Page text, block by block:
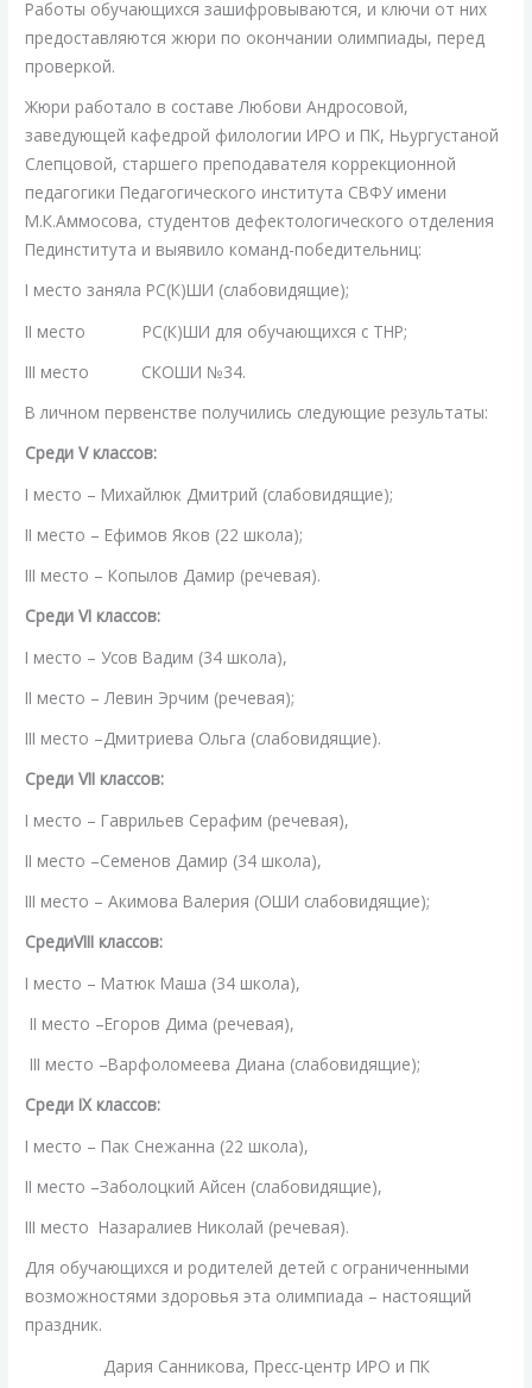
Работы обучающихся зашифровываются, и ключи от них
предоставляются жюри по окончании олимпиады, перед
проверкой.
Жюри работало в составе Любови Андросовой,
заведующей кафедрой филологии ИРО и ПК, Ньургустаной
Слепцовой, старшего преподавателя коррекционной
педагогики Педагогического института СВФУ имени
М.К.Аммосова, студентов дефектологического отделения
Пединститута и выявило команд-победительниц:
I место заняла РС(К)ШИ (слабовидящие);
II место РС(К)ШИ для обучающихся с ТНР;
III место СКОШИ №34.
В личном первенстве получились следующие результаты:
Среди V классов:
I место – Михайлюк Дмитрий (слабовидящие);
II место – Ефимов Яков (22 школа);
III место – Копылов Дамир (речевая).
Среди VI классов:
I место – Усов Вадим (34 школа),
II место – Левин Эрчим (речевая);
III место –Дмитриева Ольга (слабовидящие).
Среди VII классов:
I место – Гаврильев Серафим (речевая),
II место –Семенов Дамир (34 школа),
III место – Акимова Валерия (ОШИ слабовидящие);
СредиVIII классов:
I место – Матюк Маша (34 школа),
II место –Егоров Дима (речевая),
III место –Варфоломеева Диана (слабовидящие);
Среди IX классов:
I место – Пак Снежанна (22 школа),
II место –Заболоцкий Айсен (слабовидящие),
III место Назаралиев Николай (речевая).
Для обучающихся и родителей детей с ограниченными
возможностями здоровья эта олимпиада – настоящий
праздник.
Дария Санникова, Пресс-центр ИРО и ПК